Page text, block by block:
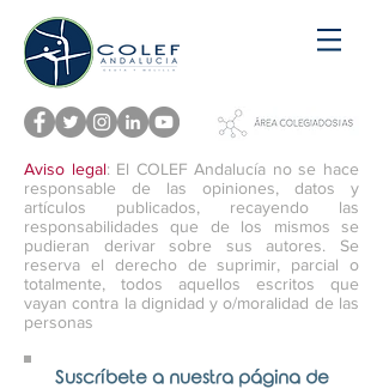
Aviso legal: El COLEF Andalucía no se hace
responsable de las opiniones, datos y
artículos publicados, recayendo las
responsabilidades que de los mismos se
pudieran derivar sobre sus autores. Se
reserva el derecho de suprimir, parcial o
totalmente, todos aquellos escritos que
vayan contra la dignidad y o/moralidad de las
personas
Suscríbete a nuestra página de